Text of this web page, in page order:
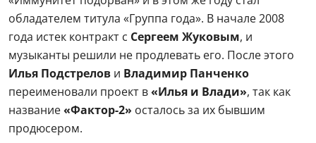
обладателем титула «Группа года». В начале 2008
года истек контракт с Сергеем Жуковым, и
музыканты решили не продлевать его. После этого
Илья Подстрелов и Владимир Панченко
переименовали проект в«Илья и Влади», так как
название«Фактор-2» осталось за их бывшим
продюсером.